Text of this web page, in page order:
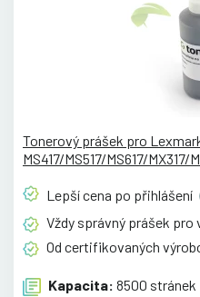
Tonerový prášek pro
MS417/MS517/MS617/MX317/
Lepší cena po přihlášení
Vždy správný prášek pro
Od certifikovaných
Kapacita: 8500 stránek